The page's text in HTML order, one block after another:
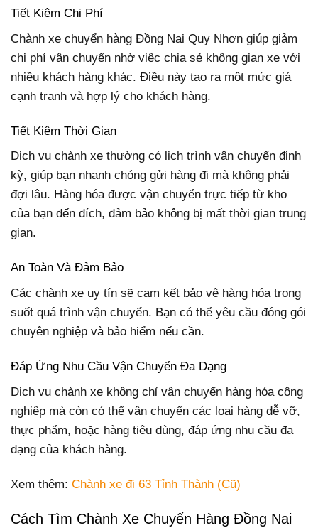
Tiết Kiệm Chi Phí
Chành xe chuyển hàng Đồng Nai Quy Nhơn giúp giảm
chi phí vận chuyển nhờ việc chia sẻ không gian xe với
nhiều khách hàng khác. Điều này tạo ra một mức giá
cạnh tranh và hợp lý cho khách hàng.
Tiết Kiệm Thời Gian
Dịch vụ chành xe thường có lịch trình vận chuyển định
kỳ, giúp bạn nhanh chóng gửi hàng đi mà không phải
đợi lâu. Hàng hóa được vận chuyển trực tiếp từ kho
của bạn đến đích, đảm bảo không bị mất thời gian trung
gian.
An Toàn Và Đảm Bảo
Các chành xe uy tín sẽ cam kết bảo vệ hàng hóa trong
suốt quá trình vận chuyển. Bạn có thể yêu cầu đóng gói
chuyên nghiệp và bảo hiểm nếu cần.
Đáp Ứng Nhu Cầu Vận Chuyển Đa Dạng
Dịch vụ chành xe không chỉ vận chuyển hàng hóa công
nghiệp mà còn có thể vận chuyển các loại hàng dễ vỡ,
thực phẩm, hoặc hàng tiêu dùng, đáp ứng nhu cầu đa
dạng của khách hàng.
Xem thêm: Chành xe đi 63 Tỉnh Thành (Cũ)
Cách Tìm Chành Xe Chuyển Hàng Đồng Nai